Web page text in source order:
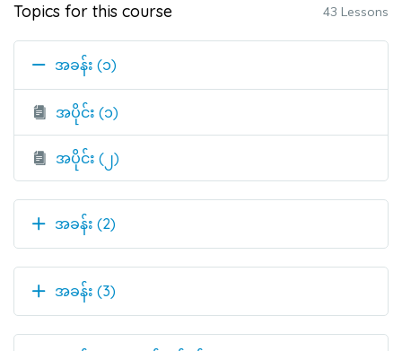
Topics for this course 43 Lessons
အခန်း (၁)
အပိုင်း (၁)
အပိုင်း (၂)
အခန်း (2)
အခန်း (3)